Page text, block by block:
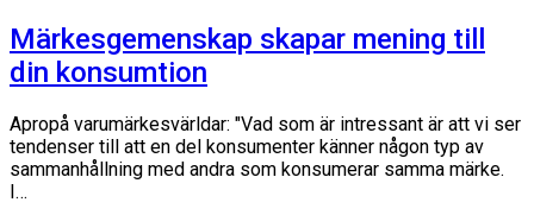
Märkesgemenskap skapar mening till
din konsumtion
Apropå varumärkesvärldar: "Vad som är intressant är att vi ser
tendenser till att en del konsumenter känner någon typ av
sammanhållning med andra som konsumerar samma märke.
I…